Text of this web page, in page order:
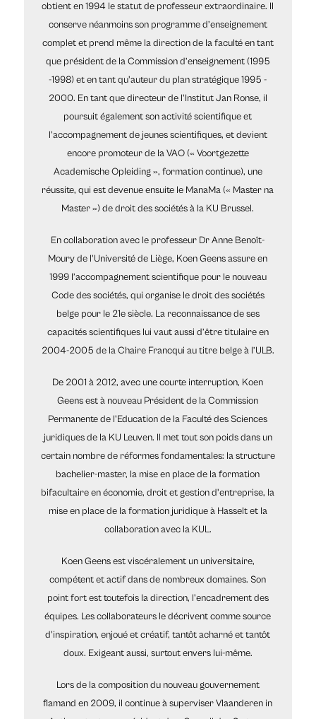
obtient en 1994 le statut de professeur extraordinaire. Il
conserve néanmoins son programme d’enseignement
complet et prend même la direction de la faculté en tant
que président de la Commission d’enseignement (1995
-1998) et en tant qu'auteur du plan stratégique 1995 -
2000. En tant que directeur de l'Institut Jan Ronse, il
poursuit également son activité scientifique et
l’accompagnement de jeunes scientifiques, et devient
encore promoteur de la VAO (« Voortgezette
Academische Opleiding », formation continue), une
réussite, qui est devenue ensuite le ManaMa (« Master na
Master ») de droit des sociétés à la KU Brussel.
En collaboration avec le professeur Dr Anne Benoît-
Moury de l'Université de Liège, Koen Geens assure en
1999 l’accompagnement scientifique pour le nouveau
Code des sociétés, qui organise le droit des sociétés
belge pour le 21e siècle. La reconnaissance de ses
capacités scientifiques lui vaut aussi d’être titulaire en
2004-2005 de la Chaire Francqui au titre belge à l’ULB.
De 2001 à 2012, avec une courte interruption, Koen
Geens est à nouveau Président de la Commission
Permanente de l'Education de la Faculté des Sciences
juridiques de la KU Leuven. Il met tout son poids dans un
certain nombre de réformes fondamentales: la structure
bachelier-master, la mise en place de la formation
bifacultaire en économie, droit et gestion d'entreprise, la
mise en place de la formation juridique à Hasselt et la
collaboration avec la KUL.
Koen Geens est viscéralement un universitaire,
compétent et actif dans de nombreux domaines. Son
point fort est toutefois la direction, l'encadrement des
équipes. Les collaborateurs le décrivent comme source
d'inspiration, enjoué et créatif, tantôt acharné et tantôt
doux. Exigeant aussi, surtout envers lui-même.
Lors de la composition du nouveau gouvernement
flamand en 2009, il continue à superviser Vlaanderen in